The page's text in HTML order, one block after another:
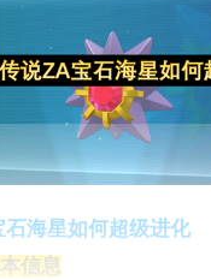
海星如何超级进化
信息